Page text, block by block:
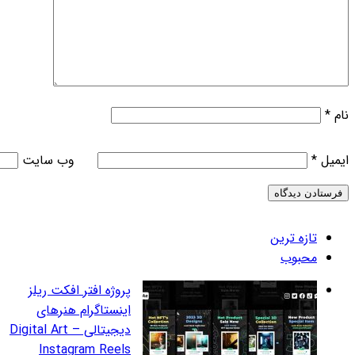
افتر افکت ریلز
هنرهای
دیجیتالی – Digital Art
Instagram